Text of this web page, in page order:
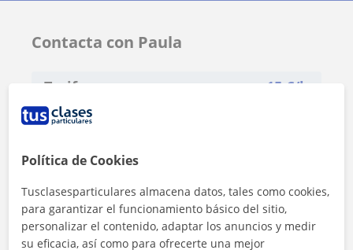
Contacta con Paula
Tarifa 15 €/h
Política de Cookies
Tusclasesparticulares almacena datos, tales como cookies,
para garantizar el funcionamiento básico del sitio,
personalizar el contenido, adaptar los anuncios y medir
su eficacia, así como para ofrecerte una mejor